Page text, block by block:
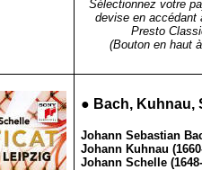
Sélectionnez votre
devise en accédant
Presto
(Bouton en haut
● Bach, Kuhnau,
Johann Sebastian
Johann Kuhnau
Johann Schelle